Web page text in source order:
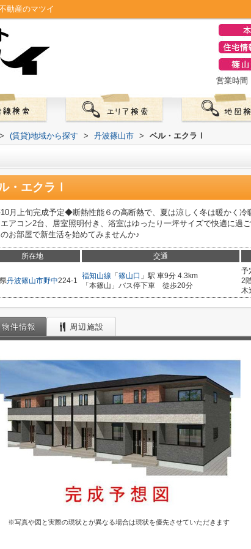
動産のマツイ
営業時間
> (賃貸)地域から探す > 丹波篠山市 > ベル・エクラⅠ
・エクラⅠ
月上旬完成予定◆断熱性能６の高断熱で、夏は涼しく冬は暖かく
アコン2台、居室照明付き、浴室はゆったり一坪サイズで快適に過
お部屋で新生活を始めてみませんか♪
所在地 交通
丹波篠山市野中224-1
福知山線 「 篠山口 」駅 車9分 4.3km
「本篠山」バス停下車 徒歩20分
予
2
木
物件情報 周辺施設
※写真や図と実際の現状とが異なる場合は現状を優先させていただきます